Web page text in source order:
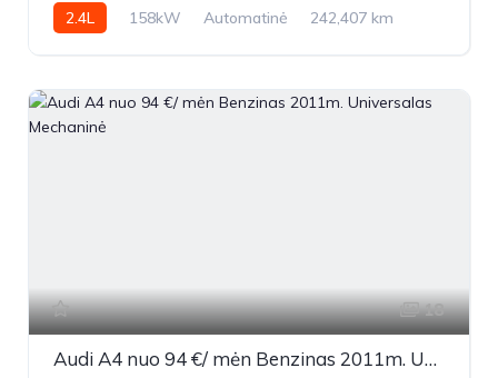
2.4L 158kW Automatinė
242,407 km
18
Audi A4 nuo 94 €/ mėn Benzinas 2011m. Universalas Mechaninė